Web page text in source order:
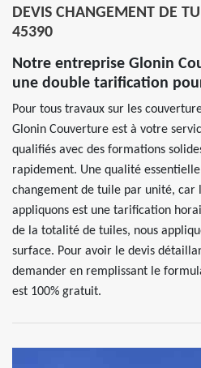
DEVIS CHANGEMENT DE
45390
Notre entreprise Glonin
une double tarification
Pour tous travaux sur les
Glonin Couverture est à votre
qualifiés avec des formations
rapidement. Une qualité
changement de tuile par unité, car
appliquons est une tarification
de la totalité de tuiles, nous
surface. Pour avoir le devis
demander en remplissant le
est 100% gratuit.